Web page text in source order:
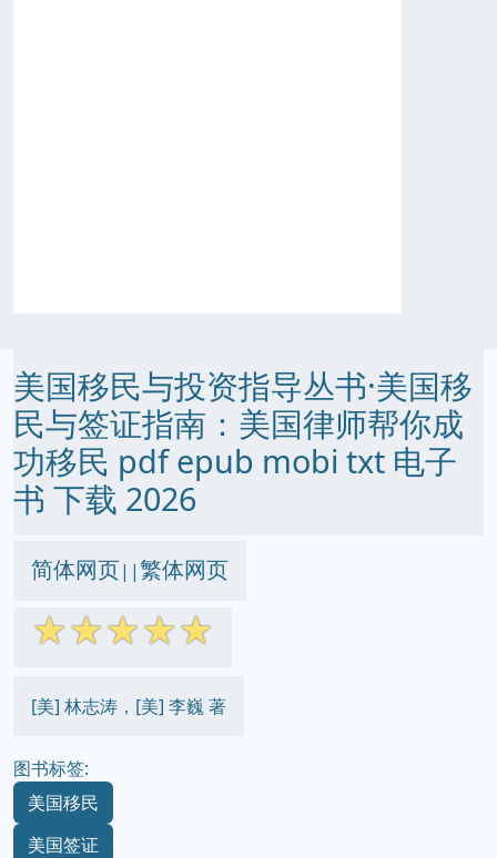
美国移民与投资指导丛书·美国移
民与签证指南：美国律师帮你成
功移民 pdf epub mobi txt 电子
书 下载 2026
简体网页||繁体网页
☆☆☆☆☆
[美] 林志涛，[美] 李巍 著
图书标签:
美国移民
美国签证